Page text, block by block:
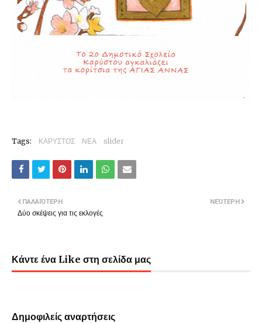
Tags: ΚΑΡΥΣΤΟΣ ΝΕΑ slider
ΝΕΌΤΕΡΗ
ΠΑΛΑΙΌΤΕΡΗ
Δύο σκέψεις για τις εκλογές
Κάντε ένα Like στη σελίδα μας
Δημοφιλείς αναρτήσεις